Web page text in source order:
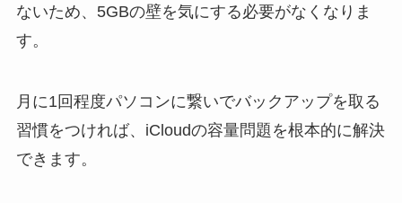
ないため、5GBの壁を気にする必要がなくなりま
す。
月に1回程度パソコンに繋いでバックアップを取る
習慣をつければ、iCloudの容量問題を根本的に解決
できます。